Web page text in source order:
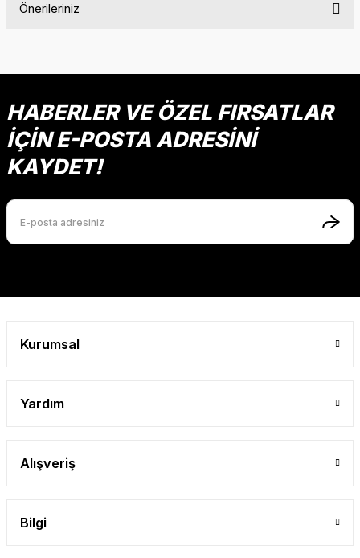
Önerileriniz
Ürün resmi kalitesiz, bozuk veya görüntülenemiyor.
Ürün açıklamasında eksik bilgiler bulunuyor.
Ürün fiyatı diğer sitelerden daha pahalı.
Bu ürüne benzer farklı alternatifler olmalı.
HABERLER VE ÖZEL FIRSATLAR
İÇİN E-POSTA ADRESİNİ
KAYDET!
Kurumsal
Yardım
Alışveriş
Bilgi